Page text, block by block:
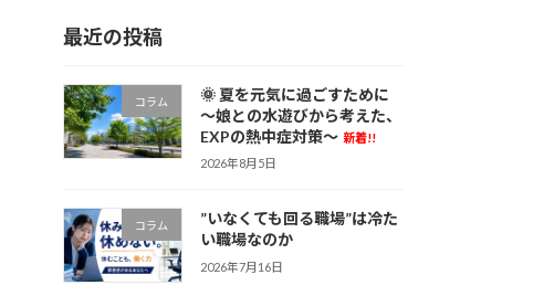
最近の投稿
コラム
🌞 夏を元気に過ごすために
～娘との水遊びから考えた、
EXPの熱中症対策～ 新着!!
2026年8月5日
コラム
”いなくても回る職場”は冷た
い職場なのか
2026年7月16日